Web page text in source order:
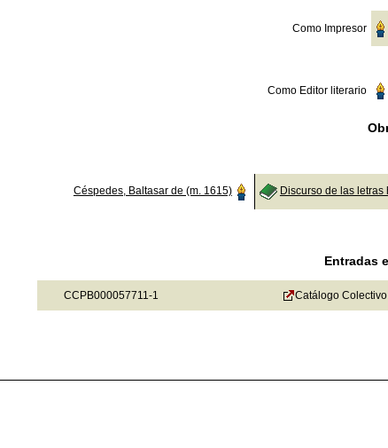
Como Impresor
Como Editor literario
Céspedes, Baltasar de (m. 1615) Discurso de las letras
Entradas
CCPB000057711-1 Catálogo